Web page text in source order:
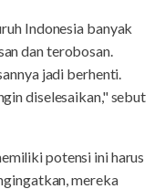
Indonesia banyak
dan terobosan.
jadi berhenti.
diselesaikan," sebut
potensi ini harus
mereka